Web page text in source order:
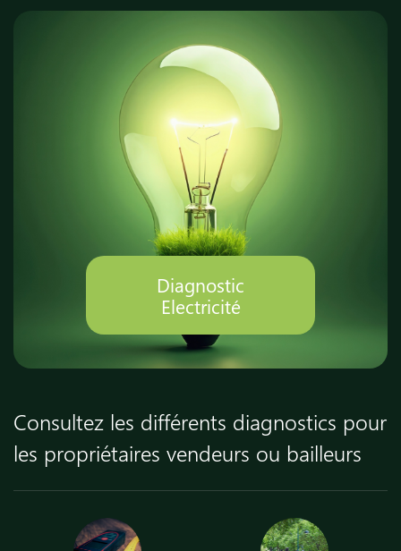
Diagnostic
Electricité
Consultez les différents diagnostics pour
les propriétaires vendeurs ou bailleurs